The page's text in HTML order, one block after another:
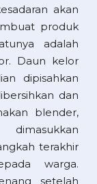
akan
produk
adalah
Daun kelor
dipisahkan
dan
blender,
terakhir
warga.
setelah